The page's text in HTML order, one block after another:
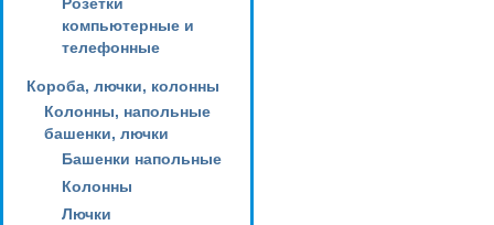
компьютерные и
телефонные
Короба, лючки, колонны
Колонны, напольные
башенки, лючки
Башенки напольные
Колонны
Лючки